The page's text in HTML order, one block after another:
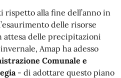
rispetto alla fine dell’anno in
delle risorse
attesa delle precipitazioni
Amap ha adesso
Comunale e
- di adottare questo piano